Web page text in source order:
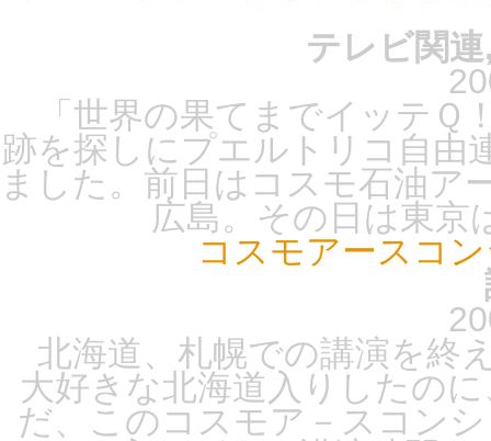
テレビ関
「世界の果てまでイッテＱ
跡を探しにプエルトリコ自由
ました。前日はコスモ石油ア
広島。その日は東京
コスモアースコ
北海道、札幌での講演を終
大好きな北海道入りしたの
だ、このコスモア－スコン